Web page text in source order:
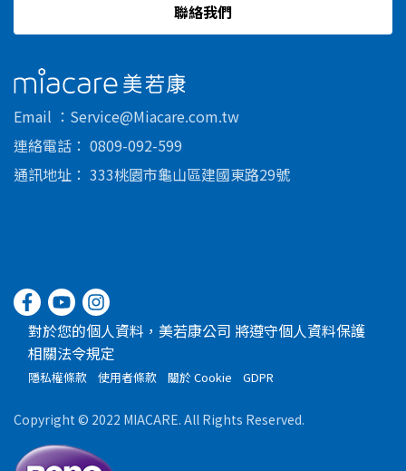
美若康
Email
Service@Miacare.com.tw
連絡電話
0809-092-599
通訊地址
333桃園市龜山區建國東路29號
聯絡我們
對於您的個人資料，美若康公司 將遵守個人資料保護
相關法令規定
隱私權條款 使用者條款 關於 Cookie GDPR
Copyright © 2022 MIACARE. All Rights Reserved.